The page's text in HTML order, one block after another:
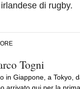
di rugby.
Togni
in Giappone, a Tokyo,